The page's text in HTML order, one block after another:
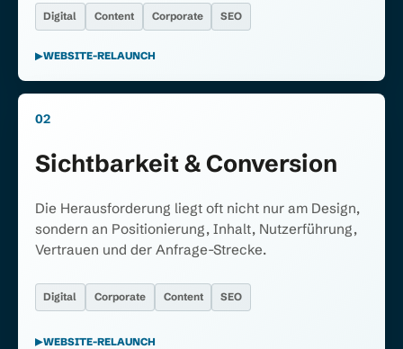
Digital Content Corporate SEO
WEBSITE-RELAUNCH
02
Sichtbarkeit & Conversion
Die Herausforderung liegt oft nicht nur am Design,
sondern an Positionierung, Inhalt, Nutzerführung,
Vertrauen und der Anfrage-Strecke.
Digital Corporate Content SEO
WEBSITE-RELAUNCH